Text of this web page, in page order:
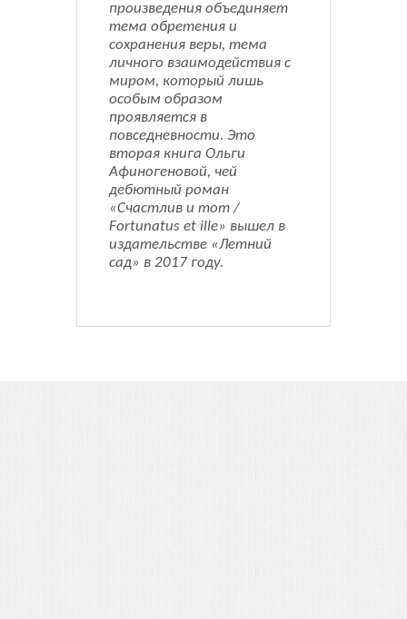
произведения объединяет
тема обретения и
сохранения веры, тема
личного взаимодействия с
миром, который лишь
особым образом
проявляется в
повседневности. Это
вторая книга Ольги
Афиногеновой, чей
дебютный роман
«Счастлив и тот /
Fortunatus et ille» вышел в
издательстве «Летний
сад» в 2017 году.